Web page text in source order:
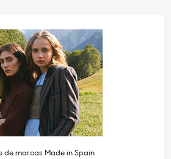
de marcas Made in Spain